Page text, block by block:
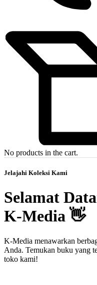
No products in the cart.
Jelajahi Koleksi Kami
Selamat
K-Media 👋
K-Media menawarkan
Anda. Temukan buku yang
toko kami!